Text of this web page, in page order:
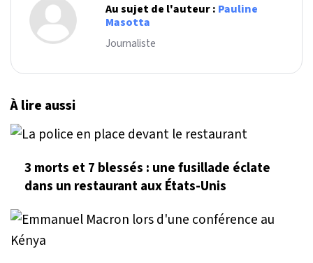
Au sujet de l'auteur : Pauline
Masotta
Journaliste
À lire aussi
3 morts et 7 blessés : une fusillade éclate
dans un restaurant aux États-Unis